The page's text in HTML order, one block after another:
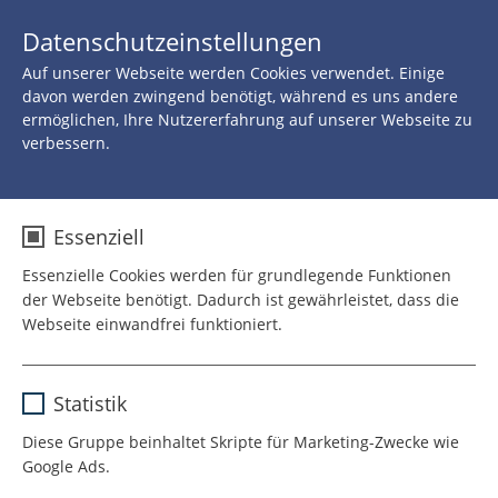
Datenschutzeinstellungen
Auf unserer Webseite werden Cookies verwendet. Einige
davon werden zwingend benötigt, während es uns andere
ermöglichen, Ihre Nutzererfahrung auf unserer Webseite zu
verbessern.
Essenziell
Essenzielle Cookies werden für grundlegende Funktionen
der Webseite benötigt. Dadurch ist gewährleistet, dass die
Webseite einwandfrei funktioniert.
Laufzeit
Statistik
Diese Gruppe beinhaltet Skripte für Marketing-Zwecke wie
Google Ads.